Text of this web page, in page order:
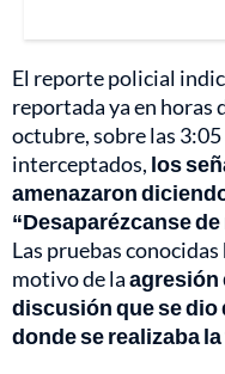
El reporte policial
reportada ya en horas
octubre, sobre las
interceptados, los
amenazaron
“Desaparézcanse
Las pruebas
motivo de laagresión
discusión que se
donde se realizaba